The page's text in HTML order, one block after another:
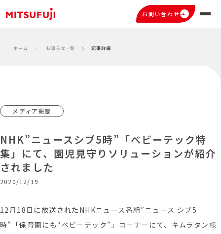
お問い合わせ
ホーム お知らせ一覧 記事詳細
メディア掲載
NHK”ニュースシブ5時”「ベビーテック特
集」にて、園児見守りソリューションが紹介
されました
2020/12/19
12月18日に放送されたNHKニュース番組”ニュース シブ5
時”「保育園にも“ベビーテック”」コーナーにて、キムラタン様